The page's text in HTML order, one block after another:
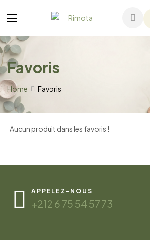
Favoris
Home Favoris
Aucun produit dans les favoris !
APPELEZ-NOUS
+212 6 75 54 57 73